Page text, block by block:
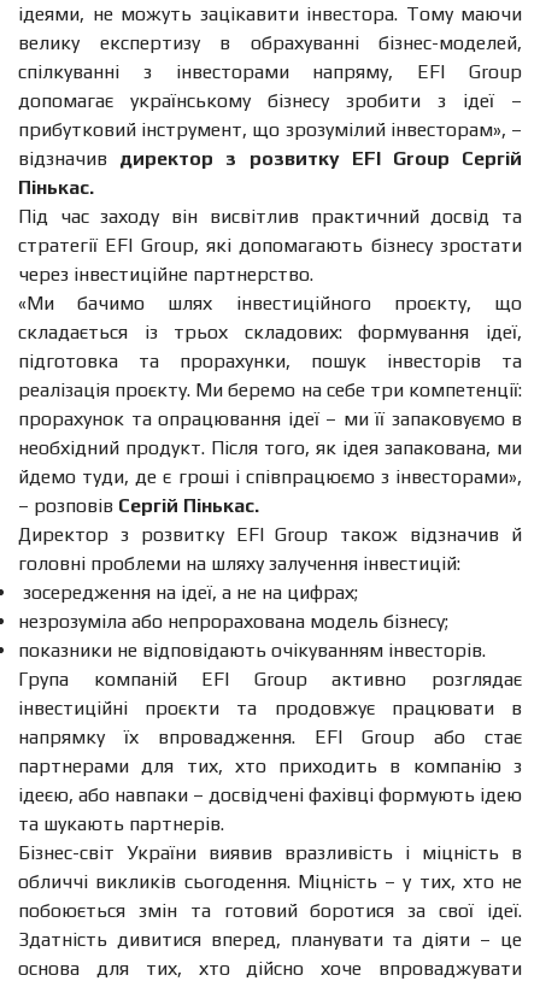
ідеями, не можуть зацікавити інвестора. Тому маючи
велику експертизу в обрахуванні бізнес-моделей,
спілкуванні з інвесторами напряму, EFI Group
допомагає українському бізнесу зробити з ідеї –
прибутковий інструмент, що зрозумілий інвесторам», –
відзначив директор з розвитку EFI Group Сергій
Пінькас.
Під час заходу він висвітлив практичний досвід та
стратегії EFI Group, які допомагають бізнесу зростати
через інвестиційне партнерство.
«Ми бачимо шлях інвестиційного проєкту, що
складається із трьох складових: формування ідеї,
підготовка та прорахунки, пошук інвесторів та
реалізація проєкту. Ми беремо на себе три компетенції:
прорахунок та опрацювання ідеї – ми її запаковуємо в
необхідний продукт. Після того, як ідея запакована, ми
йдемо туди, де є гроші і співпрацюємо з інвесторами»,
– розповів Сергій Пінькас.
Директор з розвитку EFI Group також відзначив й
головні проблеми на шляху залучення інвестицій:
зосередження на ідеї, а не на цифрах;
незрозуміла або непрорахована модель бізнесу;
показники не відповідають очікуванням інвесторів.
Група компаній EFI Group активно розглядає
інвестиційні проєкти та продовжує працювати в
напрямку їх впровадження. EFI Group або стає
партнерами для тих, хто приходить в компанію з
ідеєю, або навпаки – досвідчені фахівці формують ідею
та шукають партнерів.
Бізнес-світ України виявив вразливість і міцність в
обличчі викликів сьогодення. Міцність – у тих, хто не
побоюється змін та готовий боротися за свої ідеї.
Здатність дивитися вперед, планувати та діяти – це
основа для тих, хто дійсно хоче впроваджувати